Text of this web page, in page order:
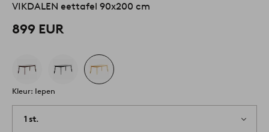
VIKDALEN eettafel 90x200 cm
899 EUR
Kleur: Iepen
1 st.